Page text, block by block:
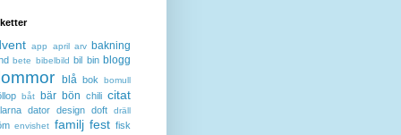
app april arv bakning
bete bibelbild bil bin blogg
blå bok bomull
båt bär bön chili citat
dator design doft dräll
envishet familj fest fisk